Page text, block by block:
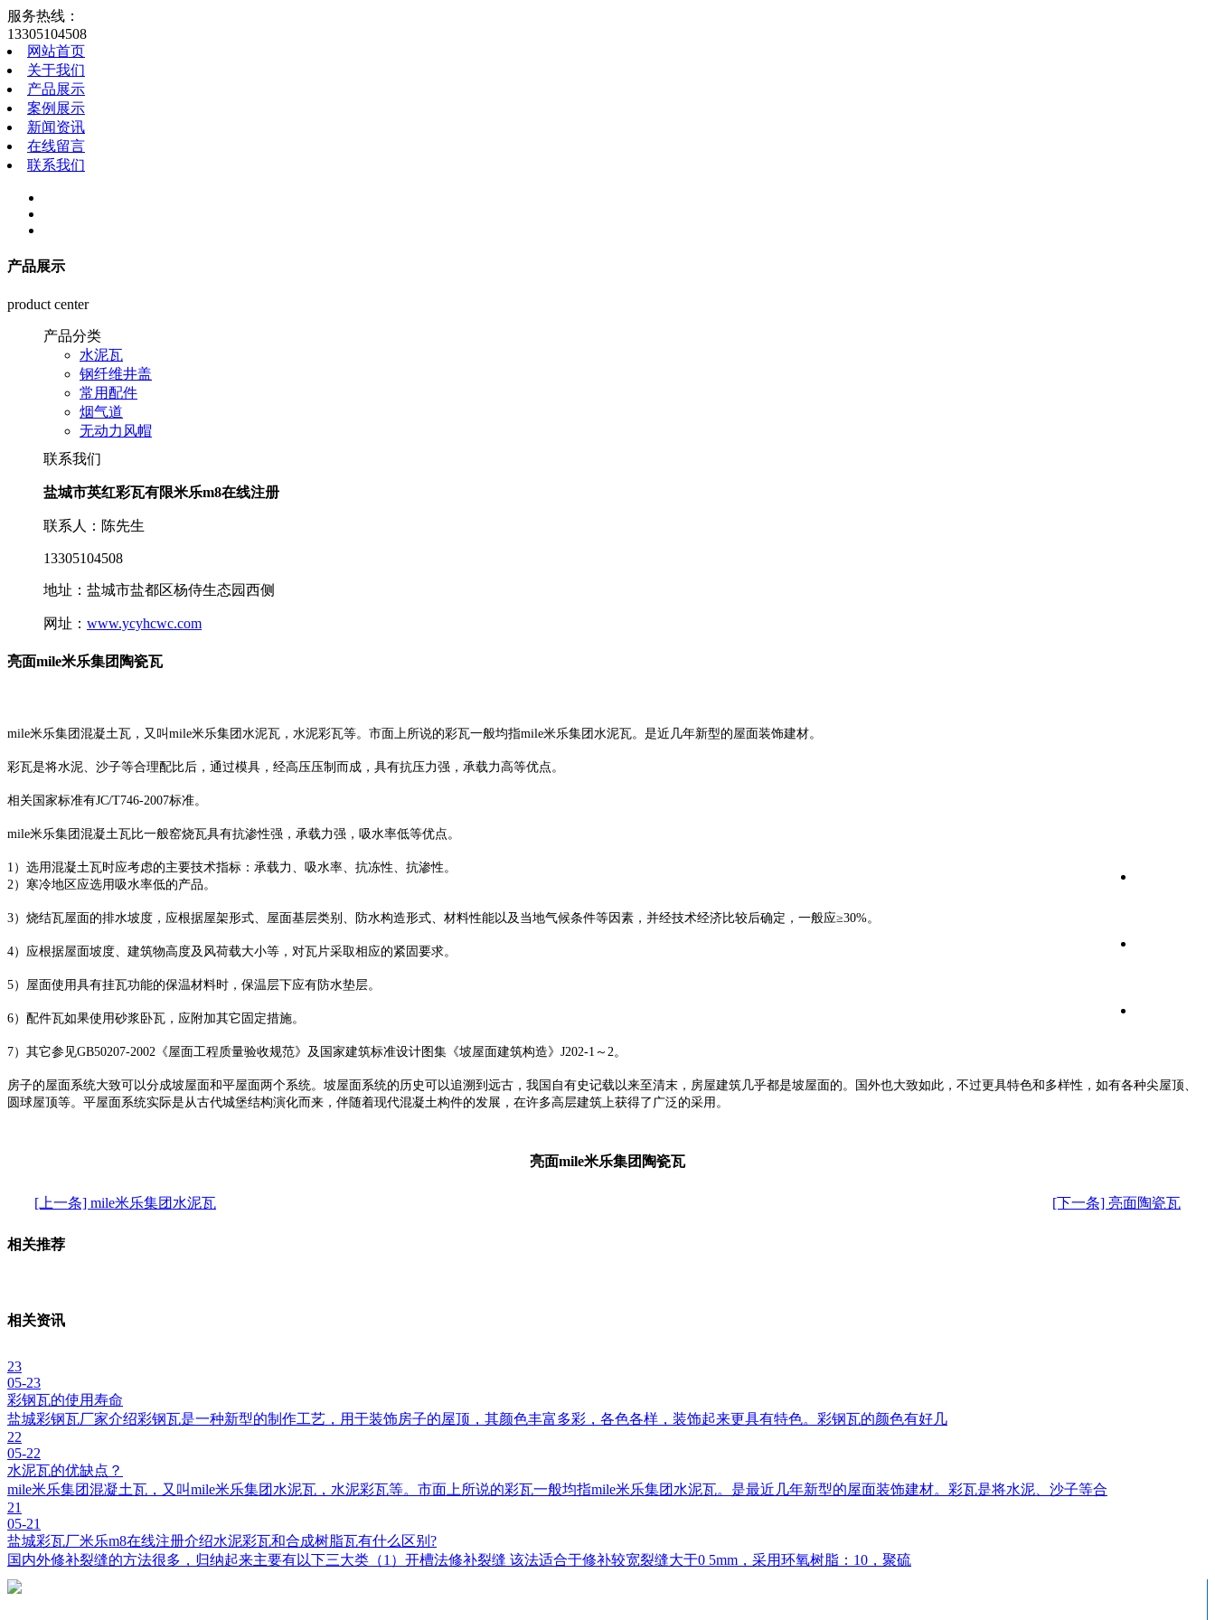
服务热线：
13305104508
网站首页
关于我们
产品展示
案例展示
新闻资讯
在线留言
联系我们
产品展示
product center
产品分类
水泥瓦
钢纤维井盖
常用配件
烟气道
无动力风帽
联系我们
盐城市英红彩瓦有限米乐m8在线注册
联系人：陈先生
13305104508
地址：盐城市盐都区杨侍生态园西侧
网址： www.ycyhcwc.com
亮面mile米乐集团陶瓷瓦
mile米乐集团混凝土瓦，又叫mile米乐集团水泥瓦，水泥彩瓦等。市面上所说的彩瓦一般均指mile米乐集团水泥瓦。是近几年新型的屋面装饰建材。
彩瓦是将水泥、沙子等合理配比后，通过模具，经高压压制而成，具有抗压力强，承载力高等优点。
相关国家标准有JC/T746-2007标准。
mile米乐集团混凝土瓦比一般窑烧瓦具有抗渗性强，承载力强，吸水率低等优点。
1）选用混凝土瓦时应考虑的主要技术指标：承载力、吸水率、抗冻性、抗渗性。
2）寒冷地区应选用吸水率低的产品。
3）烧结瓦屋面的排水坡度，应根据屋架形式、屋面基层类别、防水构造形式、材料性能以及当地气候条件等因素，并经技术经济比较后确定，一般应≥30%。
4）应根据屋面坡度、建筑物高度及风荷载大小等，对瓦片采取相应的紧固要求。
5）屋面使用具有挂瓦功能的保温材料时，保温层下应有防水垫层。
6）配件瓦如果使用砂浆卧瓦，应附加其它固定措施。
7）其它参见GB50207-2002《屋面工程质量验收规范》及国家建筑标准设计图集《坡屋面建筑构造》J202-1～2。
房子的屋面系统大致可以分成坡屋面和平屋面两个系统。坡屋面系统的历史可以追溯到远古，我国自有史记载以来至清末，房屋建筑几乎都是坡屋面的。国外也大致如此，不过更具特色和多样性，如有各种尖屋顶、
圆球屋顶等。平屋面系统实际是从古代城堡结构演化而来，伴随着现代混凝土构件的发展，在许多高层建筑上获得了广泛的采用。
亮面mile米乐集团陶瓷瓦
[上一条] mile米乐集团水泥瓦 [下一条] 亮面陶瓷瓦
相关推荐
相关资讯
23
05-23
彩钢瓦的使用寿命
盐城彩钢瓦厂家介绍彩钢瓦是一种新型的制作工艺，用于装饰房子的屋顶，其颜色丰富多彩，各色各样，装饰起来更具有特色。彩钢瓦的颜色有好几
22
05-22
水泥瓦的优缺点？
mile米乐集团混凝土瓦，又叫mile米乐集团水泥瓦，水泥彩瓦等。市面上所说的彩瓦一般均指mile米乐集团水泥瓦。是最近几年新型的屋面装饰建材。彩瓦是将水泥、沙子等合
21
05-21
盐城彩瓦厂米乐m8在线注册介绍水泥彩瓦和合成树脂瓦有什么区别?
国内外修补裂缝的方法很多，归纳起来主要有以下三大类（1）开槽法修补裂缝 该法适合于修补较宽裂缝大于0 5mm，采用环氧树脂：10，聚硫